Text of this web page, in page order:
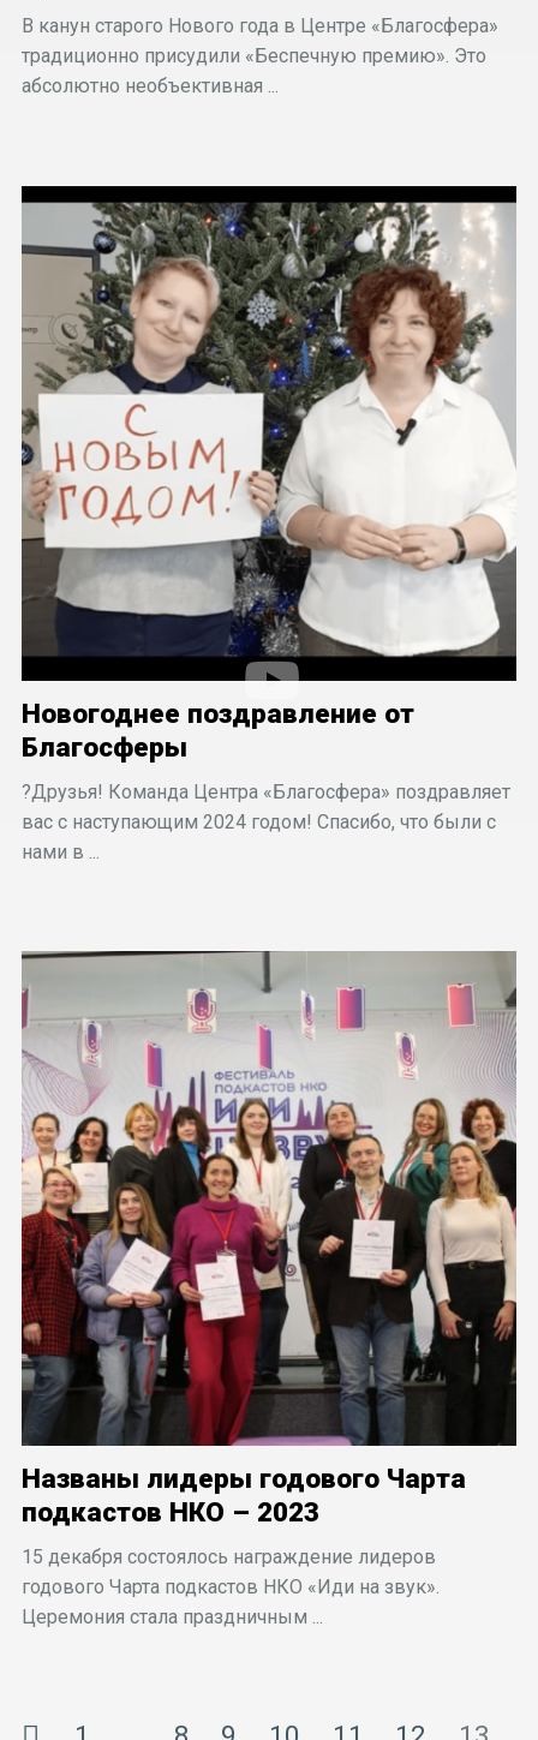
В канун старого Нового года в Центре «Благосфера»
традиционно присудили «Беспечную премию». Это
абсолютно необъективная ...
Новогоднее поздравление от
Благосферы
?Друзья! Команда Центра «Благосфера» поздравляет
вас с наступающим 2024 годом! Спасибо, что были с
нами в ...
Названы лидеры годового Чарта
подкастов НКО – 2023
15 декабря состоялось награждение лидеров
годового Чарта подкастов НКО «Иди на звук».
Церемония стала праздничным ...